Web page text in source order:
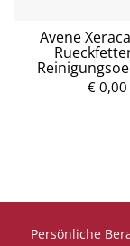
Avene
€ 0,00
Persönliche